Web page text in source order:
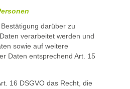
darüber zu
verarbeitet werden und
sowie auf weitere
Daten entsprechend Art. 15
16 DSGVO das Recht, die